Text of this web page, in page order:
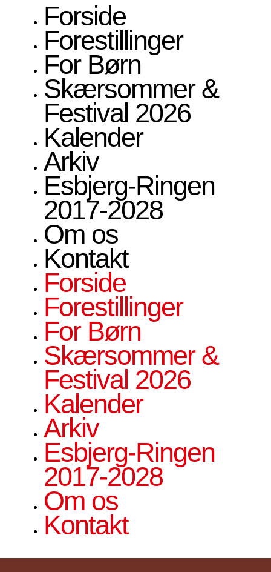
Forside
Forestillinger
For Børn
Skærsommer &
Festival 2026
Kalender
Arkiv
Esbjerg-Ringen
2017-2028
Om os
Kontakt
Forside
Forestillinger
For Børn
Skærsommer &
Festival 2026
Kalender
Arkiv
Esbjerg-Ringen
2017-2028
Om os
Kontakt